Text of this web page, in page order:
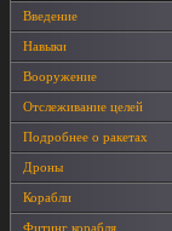
Введение
Навыки
Вооружение
Отслеживание целей
Подробнее о ракетах
Дроны
Корабли
Фитинг корабля